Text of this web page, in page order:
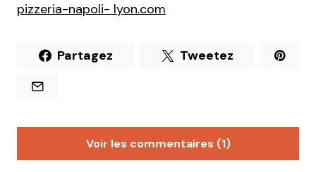
pizzeria-napoli- lyon.com
Partagez Tweetez
Voir les commentaires (1)